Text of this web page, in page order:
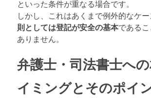
といった条件が重なる場合です。
しかし、これはあくまで例外的なケー
則としては登記が安全の基本である
ありません。
弁護士・司法書士へ
イミングとそのポイ